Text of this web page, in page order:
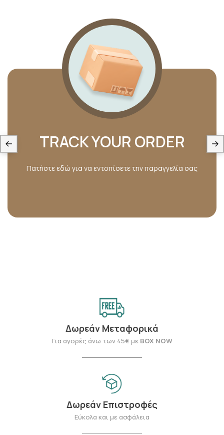
TRACK YOUR ORDER
Πατήστε εδώ για να εντοπίσετε την παραγγελία σας
Δωρεάν Μεταφορικά
Για αγορές άνω των 45€ με BOX NOW
Δωρεάν Επιστροφές
Εύκολα και με ασφάλεια